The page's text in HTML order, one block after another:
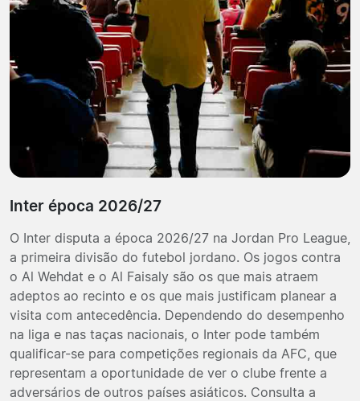
Inter época 2026/27
O Inter disputa a época 2026/27 na Jordan Pro League,
a primeira divisão do futebol jordano. Os jogos contra
o Al Wehdat e o Al Faisaly são os que mais atraem
adeptos ao recinto e os que mais justificam planear a
visita com antecedência. Dependendo do desempenho
na liga e nas taças nacionais, o Inter pode também
qualificar-se para competições regionais da AFC, que
representam a oportunidade de ver o clube frente a
adversários de outros países asiáticos. Consulta a